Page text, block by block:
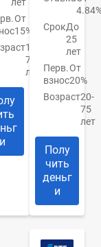
От
15%
18-
70
лет
и
СрокДо
25
лет
Перв.
взнос
От
20%
Возраст20-
75
лет
Полу
чить
деньг
и